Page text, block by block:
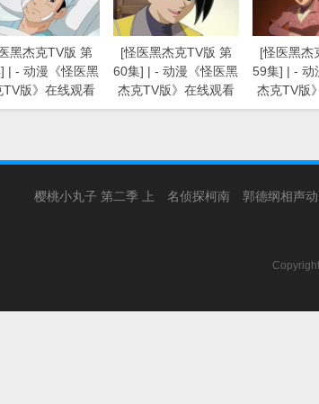
黑杰克TV版 第
| - 动漫《怪医黑
TV版》在线观看
[怪医黑杰克TV版 第
60集] | - 动漫《怪医黑
杰克TV版》在线观看
[怪医黑杰
59集] | - 动
杰克TV版
樱桃小丸子 第二季 上 名侦探柯南 郭德纲相声